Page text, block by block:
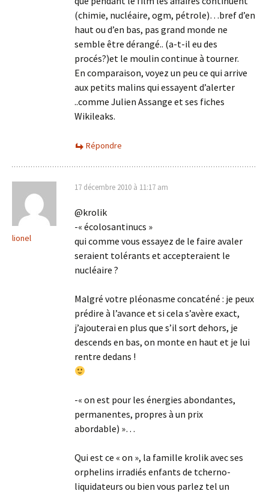
(chimie, nucléaire, ogm, pétrole)…bref d’en
haut ou d’en bas, pas grand monde ne
semble être dérangé.. (a-t-il eu des
procés?)et le moulin continue à tourner.
En comparaison, voyez un peu ce qui arrive
aux petits malins qui essayent d’alerter
..comme Julien Assange et ses fiches
Wikileaks.
Répondre
lionel
17 décembre 2010 à 11:17 am
@krolik
-« écolosantinucs »
qui comme vous essayez de le faire avaler
seraient tolérants et accepteraient le
nucléaire ?
Malgré votre pléonasme concaténé : je peux
prédire à l’avance et si cela s’avère exact,
j’ajouterai en plus que s’il sort dehors, je
descends en bas, on monte en haut et je lui
rentre dedans !
-« on est pour les énergies abondantes,
permanentes, propres à un prix
abordable) »…
Qui est ce « on », la famille krolik avec ses
orphelins irradiés enfants de tcherno-
liquidateurs ou bien vous parlez tel un